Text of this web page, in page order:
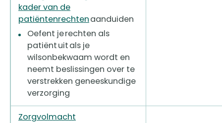
kader van de
patiëntenrechtenaanduiden
Oefent je rechten als
patiënt uit als je
wilsonbekwaam wordt en
neemt beslissingen over te
verstrekken geneeskundige
verzorging
Zorgvolmacht